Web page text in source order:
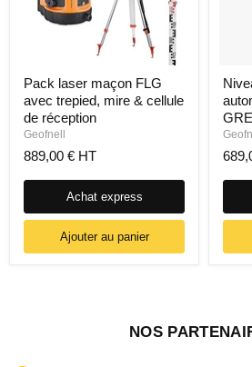
Pack laser maçon FLG
avec trepied, mire & cellule
de réception
Geofnell
889,00 € HT
Achat express
Ajouter au panier
NOS